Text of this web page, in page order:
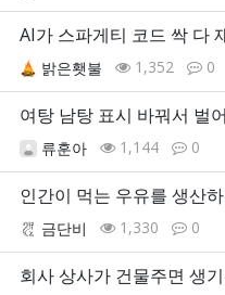
AI가 스파게티 코드 싹 다
밝은횃불 1,352 0
여탕 남탕 표시 바꿔서 벌
류훈아 1,144 0
인간이 먹는 우유를 생산
금단비 1,330 0
회사 상사가 건물주면 생기